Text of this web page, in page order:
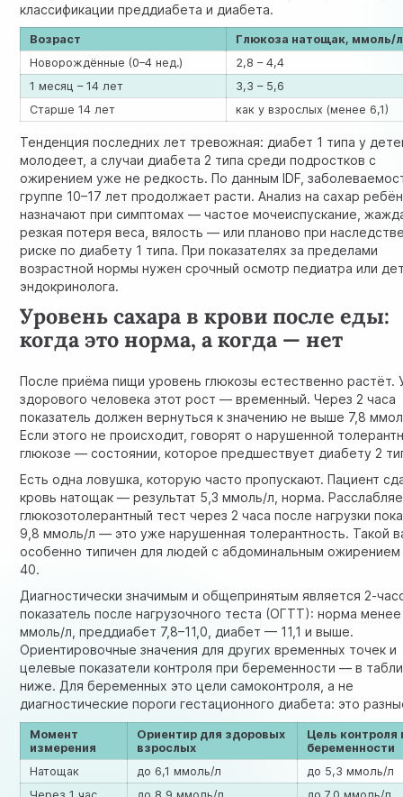
классификации преддиабета и диабета.
Возраст
Глюкоза натощак, ммоль/л
Новорождённые (0–4 нед.)
2,8 – 4,4
1 месяц – 14 лет
3,3 – 5,6
Старше 14 лет
как у взрослых (менее 6,1)
Тенденция последних лет тревожная: диабет 1 типа у
молодеет, а случаи диабета 2 типа среди подростков с
ожирением уже не редкость. По данным IDF,
группе 10–17 лет продолжает расти. Анализ на сахар
назначают при симптомах — частое мочеиспускание,
резкая потеря веса, вялость — или планово при
риске по диабету 1 типа. При показателях за пределами
возрастной нормы нужен срочный осмотр педиатра или
эндокринолога.
Уровень сахара в крови после еды:
когда это норма, а когда — нет
После приёма пищи уровень глюкозы естественно растёт.
здорового человека этот рост — временный. Через 2 часа
показатель должен вернуться к значению не выше 7,8
Если этого не происходит, говорят о нарушенной
глюкозе — состоянии, которое предшествует диабету 2
Есть одна ловушка, которую часто пропускают. Пациент
кровь натощак — результат 5,3 ммоль/л, норма.
глюкозотолерантный тест через 2 часа после нагрузки
9,8 ммоль/л — это уже нарушенная толерантность. Такой
особенно типичен для людей с абдоминальным ожирением
40.
Диагностически значимым и общепринятым является 2-
показатель после нагрузочного теста (ОГТТ): норма
ммоль/л, преддиабет 7,8–11,0, диабет — 11,1 и выше.
Ориентировочные значения для других временных точек и
целевые показатели контроля при беременности — в
ниже. Для беременных это цели самоконтроля, а не
диагностические пороги гестационного диабета: это
Момент
измерения
Ориентир для здоровых
взрослых
Цель контроля
беременности
Натощак
до 6,1 ммоль/л
до 5,3 ммоль/л